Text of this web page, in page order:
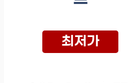
최저가